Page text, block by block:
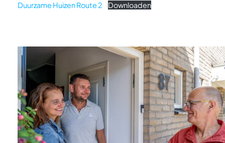
Duurzame Huizen Route 2 Downloaden